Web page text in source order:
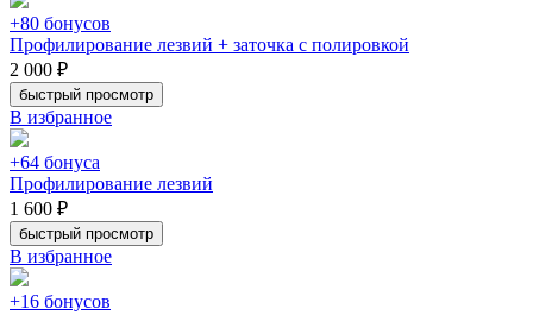
+80 бонусов
Профилирование лезвий + заточка с полировкой
2 000 ₽
быстрый просмотр
В избранное
+64 бонуса
Профилирование лезвий
1 600 ₽
быстрый просмотр
В избранное
+16 бонусов